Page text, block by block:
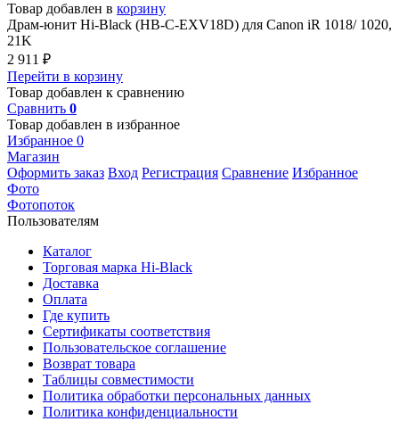
Товар добавлен в корзину
Драм-юнит Hi-Black (HB-C-EXV18D) для Canon iR 1018/ 1020,
21K
2 911 ₽
Перейти в корзину
Товар добавлен к сравнению
Сравнить 0
Товар добавлен в избранное
Избранное 0
Магазин
Оформить заказ Вход Регистрация Сравнение Избранное
Фото
Фотопоток
Пользователям
Каталог
Торговая марка Hi-Black
Доставка
Оплата
Где купить
Сертификаты соответствия
Пользовательское соглашение
Возврат товара
Таблицы совместимости
Политика обработки персональных данных
Политика конфиденциальности